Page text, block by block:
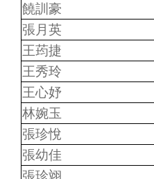
饒訓豪
張月英
王荺捷
王秀玲
王心妤
林婉玉
張珍悅
張幼佳
張珍翊